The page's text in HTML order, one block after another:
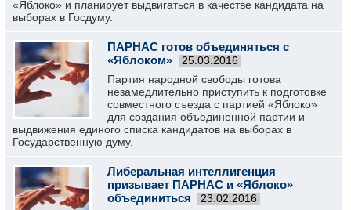
«Яблоко» и планирует выдвигаться в качестве кандидата на
выборах в Госдуму.
ПАРНАС готов объединяться с
«Яблоком»
25.03.2016
Партия народной свободы готова
незамедлительно приступить к подготовке
совместного съезда с партией «Яблоко»
для создания объединенной партии и
выдвижения единого списка кандидатов на выборах в
Государственную думу.
Либеральная интеллигенция
призывает ПАРНАС и «Яблоко»
объединиться
23.02.2016